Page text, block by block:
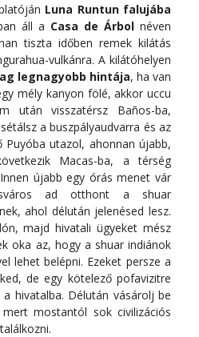
Luna Runtun falujába
áll a Casa de Árbol néven
tiszta időben remek kilátás
vulkánra. A kilátóhelyen
legnagyobb hintája, ha van
mély kanyon fölé, akkor uccu
után visszatérsz Baños-ba,
a buszpályaudvarra és az
Puyóba utazol, ahonnan újabb,
Macas-ba, a térség
újabb egy órás menet vár
ad otthont a shuar
ahol délután jelenésed lesz.
majd hivatali ügyeket mész
oka az, hogy a shuar indiánok
lehet belépni. Ezeket persze a
de egy kötelező pofavizitre
hivatalba. Délután vásárolj be
mostantól sok civilizációs